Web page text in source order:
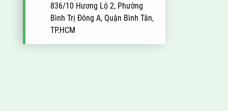
836/10 Hương Lộ 2, Phường
Bình Trị Đông A, Quận Bình Tân,
TP.HCM